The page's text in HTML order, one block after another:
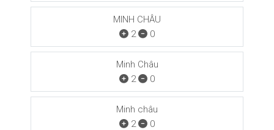
MINH CHÂU
2
0
Minh Châu
2
0
Minh châu
2
0